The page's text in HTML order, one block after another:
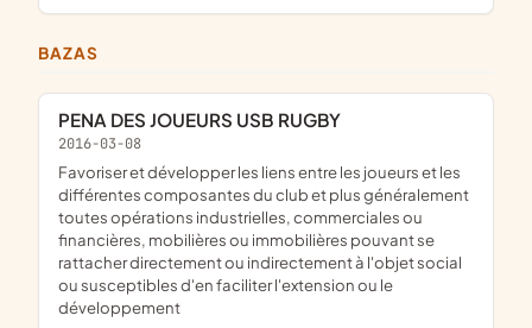
BAZAS
PENA DES JOUEURS USB RUGBY
2016-03-08
favoriser et développer les liens entre les joueurs et les
différentes composantes du club et plus généralement
toutes opérations industrielles, commerciales ou
financières, mobilières ou immobilières pouvant se
rattacher directement ou indirectement à l'objet social
ou susceptibles d'en faciliter l'extension ou le
développement